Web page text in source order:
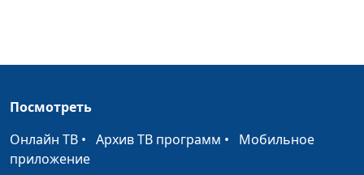
Как реагировать на
сарказм?
Евгений Скрипников,
Посмотреть
Онлайн ТВ • Архив ТВ программ • Мобильное
приложение